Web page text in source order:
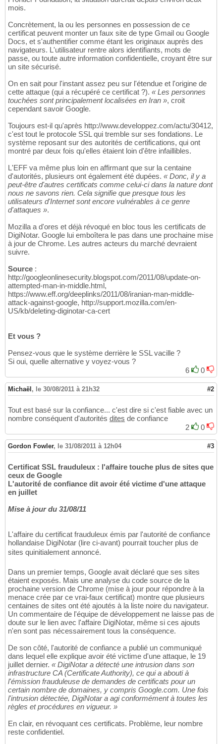
mois.
Concrètement, la ou les personnes en possession de ce
certificat peuvent monter un faux site de type Gmail ou Google
Docs, et s'authentifier comme étant les originaux auprès des
navigateurs. L'utilisateur rentre alors identifiants, mots de
passe, ou toute autre information confidentielle, croyant être sur
un site sécurisé.
On en sait pour l'instant assez peu sur l'étendue et l'origine de
cette attaque (qui a récupéré ce certificat ?). « Les personnes
touchées sont principalement localisées en Iran », croit
cependant savoir Google.
Toujours est-il qu'après http://www.developpez.com/actu/30412,
c'est tout le protocole SSL qui tremble sur ses fondations. Le
système reposant sur des autorités de certifications, qui ont
montré par deux fois qu'elles étaient loin d'être infaillibles.
L'EFF va même plus loin en affirmant que sur la centaine
d'autorités, plusieurs ont également été dupées. « Donc, il y a
peut-être d'autres certificats comme celui-ci dans la nature dont
nous ne savons rien. Cela signifie que presque tous les
utilisateurs d'Internet sont encore vulnérables à ce genre
d'attaques ».
Mozilla a d'ores et déjà révoqué en bloc tous les certificats de
DigiNotar. Google lui emboîtera le pas dans une prochaine mise
à jour de Chrome. Les autres acteurs du marché devraient
suivre.
Source :
http://googleonlinesecurity.blogspot.com/2011/08/update-on-
attempted-man-in-middle.html,
https://www.eff.org/deeplinks/2011/08/iranian-man-middle-
attack-against-google, http://support.mozilla.com/en-
US/kb/deleting-diginotar-ca-cert
Et vous ?
Pensez-vous que le système derrière le SSL vacille ?
Si oui, quelle alternative y voyez-vous ?
6
0
Michaël , le 30/08/2011 à 21h32 #2
Tout est basé sur la confiance... c'est dire si c'est fiable avec un
nombre conséquent d'autorités dites de confiance
2
0
Gordon Fowler, le 31/08/2011 à 12h04 #3
Certificat SSL frauduleux : l'affaire touche plus de sites que
ceux de Google
L'autorité de confiance dit avoir été victime d'une attaque
en juillet
Mise à jour du 31/08/11
L'affaire du certificat frauduleux émis par l'autorité de confiance
hollandaise DigiNotar (lire ci-avant) pourrait toucher plus de
sites quinitialement annoncé.
Dans un premier temps, Google avait déclaré que ses sites
étaient exposés. Mais une analyse du code source de la
prochaine version de Chrome (mise à jour pour répondre à la
menace crée par ce vrai-faux certificat) montre que plusieurs
centaines de sites ont été ajoutés à la liste noire du navigateur.
Un commentaire de l'équipe de développement ne laisse pas de
doute sur le lien avec l'affaire DigiNotar, même si ces ajouts
n'en sont pas nécessairement tous la conséquence.
De son côté, l'autorité de confiance a publié un communiqué
dans lequel elle explique avoir été victime d'une attaque, le 19
juillet dernier. « DigiNotar a détecté une intrusion dans son
infrastructure CA (Certificate Authority), ce qui a abouti à
l'émission frauduleuse de demandes de certificats pour un
certain nombre de domaines, y compris Google.com. Une fois
l'intrusion détectée, DigiNotar a agi conformément à toutes les
règles et procédures en vigueur. »
En clair, en révoquant ces certificats. Problème, leur nombre
reste confidentiel.